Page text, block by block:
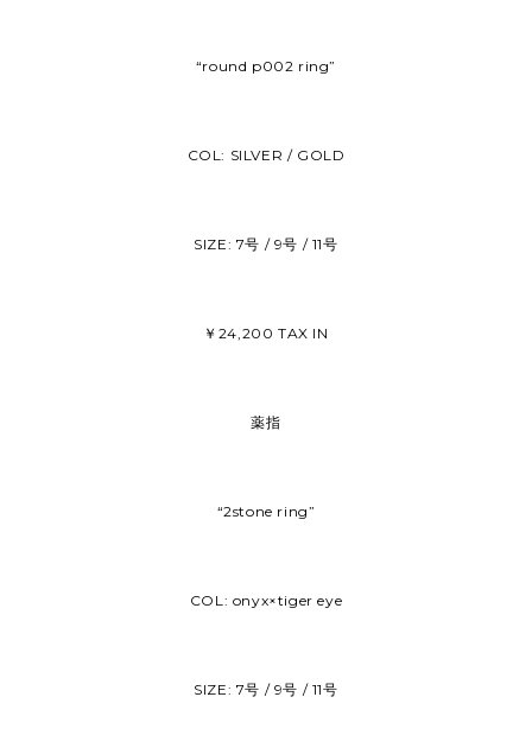
“round p002 ring”
COL: SILVER / GOLD
SIZE: 7号 / 9号 / 11号
￥24,200 TAX IN
薬指
“2stone ring”
COL: onyx×tiger eye
SIZE: 7号 / 9号 / 11号